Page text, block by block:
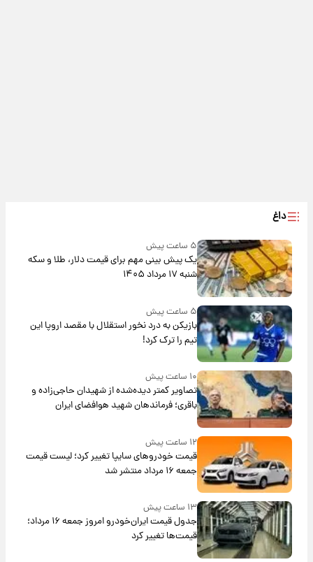
داغ
۵ ساعت پیش
یک پیش ‌بینی مهم برای قیمت دلار، طلا و سکه
شنبه ۱۷ مرداد ۱۴۰۵
۵ ساعت پیش
بازیکن به درد نخور استقلال با مقصد اروپا این
تیم را ترک کرد!
۱۰ ساعت پیش
تصاویر کمتر دیده‌شده از شهیدان حاجی‌زاده و
باقری؛ فرماندهان شهید هوافضای ایران
۱۲ ساعت پیش
قیمت خودروهای سایپا تغییر کرد؛ لیست قیمت
جمعه ۱۶ مرداد منتشر شد
۱۳ ساعت پیش
جدول قیمت ایران‌خودرو امروز جمعه ۱۶ مرداد؛
قیمت‌ها تغییر کرد